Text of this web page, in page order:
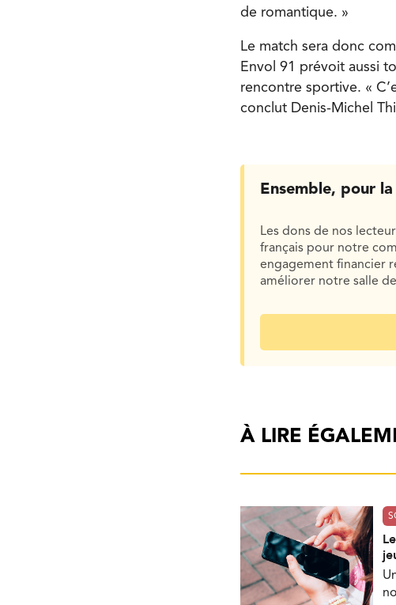
de romantique. »
Le match sera donc
Envol 91 prévoit aussi
rencontre sportive. «
conclut Denis-Michel
Ensemble, pour
Les dons de nos
français pour notre
engagement financier
améliorer notre salle
À LIRE